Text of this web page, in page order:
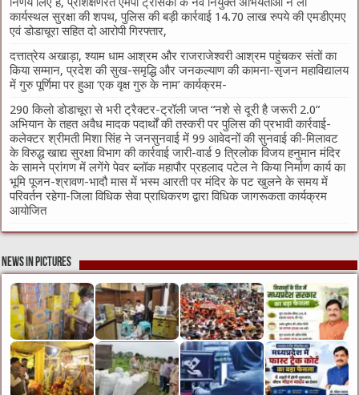
कार्यस्थल सुरक्षा की शपथ, पुलिस की बड़ी कार्रवाई 14.70 लाख रुपये की एमडीएमए
एवं डोडाचूरा सहित दो आरोपी गिरफ्तार,
दत्तात्रेय अखाड़ा, श्याम धाम आश्रम और राजराजेश्वरी आश्रम पहुंचकर संतों का
किया सम्मान, प्रदेश की सुख-समृद्धि और जनकल्याण की कामना-सृजन महाविद्यालय
में गुरु पूर्णिमा पर हुआ ‘एक वृक्ष गुरु के नाम’ कार्यक्रम-
290 किलो डोडाचूरा से भरी ट्रैक्टर-ट्रॉली जप्त “नशे से दूरी है जरूरी 2.0”
अभियान के तहत अवैध मादक पदार्थों की तस्करी पर पुलिस की प्रभावी कार्रवाई-
कलेक्टर श्रीमती मिशा सिंह ने जनसुनवाई में 99 आवेदनों की सुनवाई की-मिलावट
के विरुद्ध खाद्य सुरक्षा विभाग की कार्रवाई जारी-वार्ड 9 त्रिलोक विजय हनुमान मंदिर
के सामने प्रांगण में लगेंगे पेवर ब्लॉक महापौर प्रहलाद पटेल ने किया निर्माण कार्य का
भूमि पूजन-श्रावण-भादौ मास में भस्म आरती पर मंदिर के पट खुलने के समय में
परिवर्तन रहेगा-जिला विधिक सेवा प्राधिकरण द्वारा विधिक जागरूकता कार्यक्रम
आयोजित
News in Pictures